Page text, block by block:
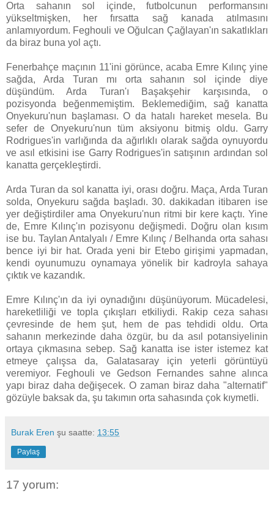
Orta sahanın sol içinde, futbolcunun performansını
yükseltmişken, her fırsatta sağ kanada atılmasını
anlamıyordum. Feghouli ve Oğulcan Çağlayan'ın sakatlıkları
da biraz buna yol açtı.
Fenerbahçe maçının 11'ini görünce, acaba Emre Kılınç yine
sağda, Arda Turan mı orta sahanın sol içinde diye
düşündüm. Arda Turan'ı Başakşehir karşısında, o
pozisyonda beğenmemiştim. Beklemediğim, sağ kanatta
Onyekuru'nun başlaması. O da hatalı hareket mesela. Bu
sefer de Onyekuru'nun tüm aksiyonu bitmiş oldu. Garry
Rodrigues'in varlığında da ağırlıklı olarak sağda oynuyordu
ve asıl etkisini ise Garry Rodrigues'in satışının ardından sol
kanatta gerçekleştirdi.
Arda Turan da sol kanatta iyi, orası doğru. Maça, Arda Turan
solda, Onyekuru sağda başladı. 30. dakikadan itibaren ise
yer değiştirdiler ama Onyekuru'nun ritmi bir kere kaçtı. Yine
de, Emre Kılınç'ın pozisyonu değişmedi. Doğru olan kısım
ise bu. Taylan Antalyalı / Emre Kılınç / Belhanda orta sahası
bence iyi bir hat. Orada yeni bir Etebo girişimi yapmadan,
kendi oyunumuzu oynamaya yönelik bir kadroyla sahaya
çıktık ve kazandık.
Emre Kılınç'ın da iyi oynadığını düşünüyorum. Mücadelesi,
hareketliliği ve topla çıkışları etkiliydi. Rakip ceza sahası
çevresinde de hem şut, hem de pas tehdidi oldu. Orta
sahanın merkezinde daha özgür, bu da asıl potansiyelinin
ortaya çıkmasına sebep. Sağ kanatta ise ister istemez kat
etmeye çalışsa da, Galatasaray için yeterli görüntüyü
veremiyor. Feghouli ve Gedson Fernandes sahne alınca
yapı biraz daha değişecek. O zaman biraz daha "alternatif"
gözüyle baksak da, şu takımın orta sahasında çok kıymetli.
Burak Eren şu saatte: 13:55
Paylaş
17 yorum: